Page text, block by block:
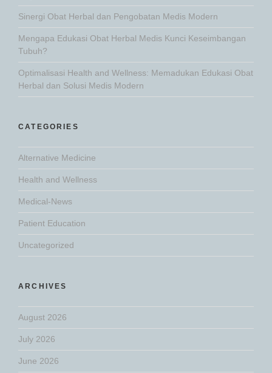
Sinergi Obat Herbal dan Pengobatan Medis Modern
Mengapa Edukasi Obat Herbal Medis Kunci Keseimbangan
Tubuh?
Optimalisasi Health and Wellness: Memadukan Edukasi Obat
Herbal dan Solusi Medis Modern
CATEGORIES
Alternative Medicine
Health and Wellness
Medical-News
Patient Education
Uncategorized
ARCHIVES
August 2026
July 2026
June 2026